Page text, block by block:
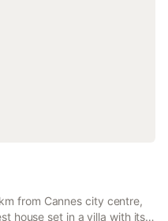
from Cannes city centre,
house set in a villa with its